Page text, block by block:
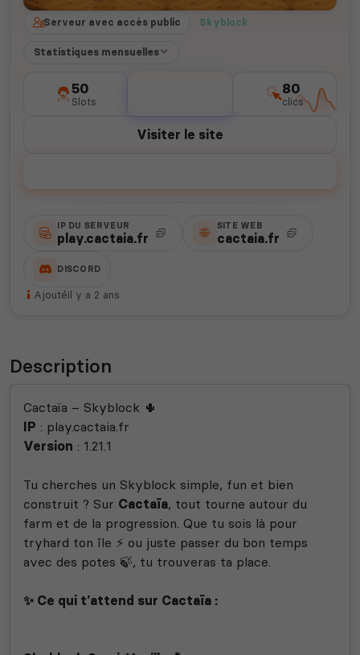
Serveur avec accès public Skyblock
Statistiques mensuelles
50
Slots
80
clics
Visiter le site
IP DU SERVEUR
play.cactaia.fr
SITE WEB
cactaia.fr
DISCORD
Ajoutéil y a 2 ans
Description
Cactaïa – Skyblock 🌵
IP : play.cactaia.fr
Version : 1.21.1
Tu cherches un Skyblock simple, fun et bien
construit ? Sur Cactaïa, tout tourne autour du
farm et de la progression. Que tu sois là pour
tryhard ton île ⚡ ou juste passer du bon temps
avec des potes 🍃, tu trouveras ta place.
✨ Ce qui t’attend sur Cactaïa :